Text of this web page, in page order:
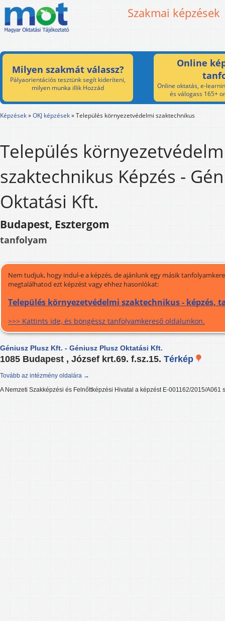
Szakmai képzések
Milyen szakmát válassz?
Pályaorientációs tesztünk segít kideríteni,
milyen munka illik Hozzád
Online
Online oktatás, e-
és válogass 165+
Képzések»OKJ képzések»Település környezetvédelmi szaktechnikus
Település
szaktechnikus Képzés -
Oktatási Kft.
Budapest, Esztergom
tanfolyam
Nem tudjuk, hogy indul-e a képzés, de ajánlunk egy másik
megtalálhatod ezt képzést vagy ehhez hasonlókat:
Település környezetvédelmi szaktechnikus - képzés,
>>> Kattints ide, és böngéssz tanfolyamkereső oldalunkon.
Géniusz Plusz Kft. - Géniusz Plusz Oktatási Kft.
1085 Budapest , József krt.69. f.sz.15. Térkép
Tovább az intézmény oldalára →
A Nemzeti Szakképzési és Felnőttképzési Hivatal a képzést E-001162/2015/A061